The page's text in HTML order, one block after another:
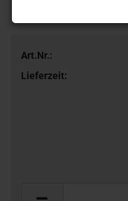
Art.Nr.:
Lieferzeit: